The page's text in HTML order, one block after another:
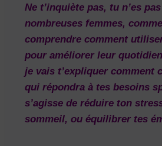
Ne t’inquiète pas, tu n’es
nombreuses femmes,
comprendre comment
pour améliorer leur
je vais t’expliquer comment
qui répondra à tes besoins
s’agisse de réduire ton
sommeil, ou équilibrer tes